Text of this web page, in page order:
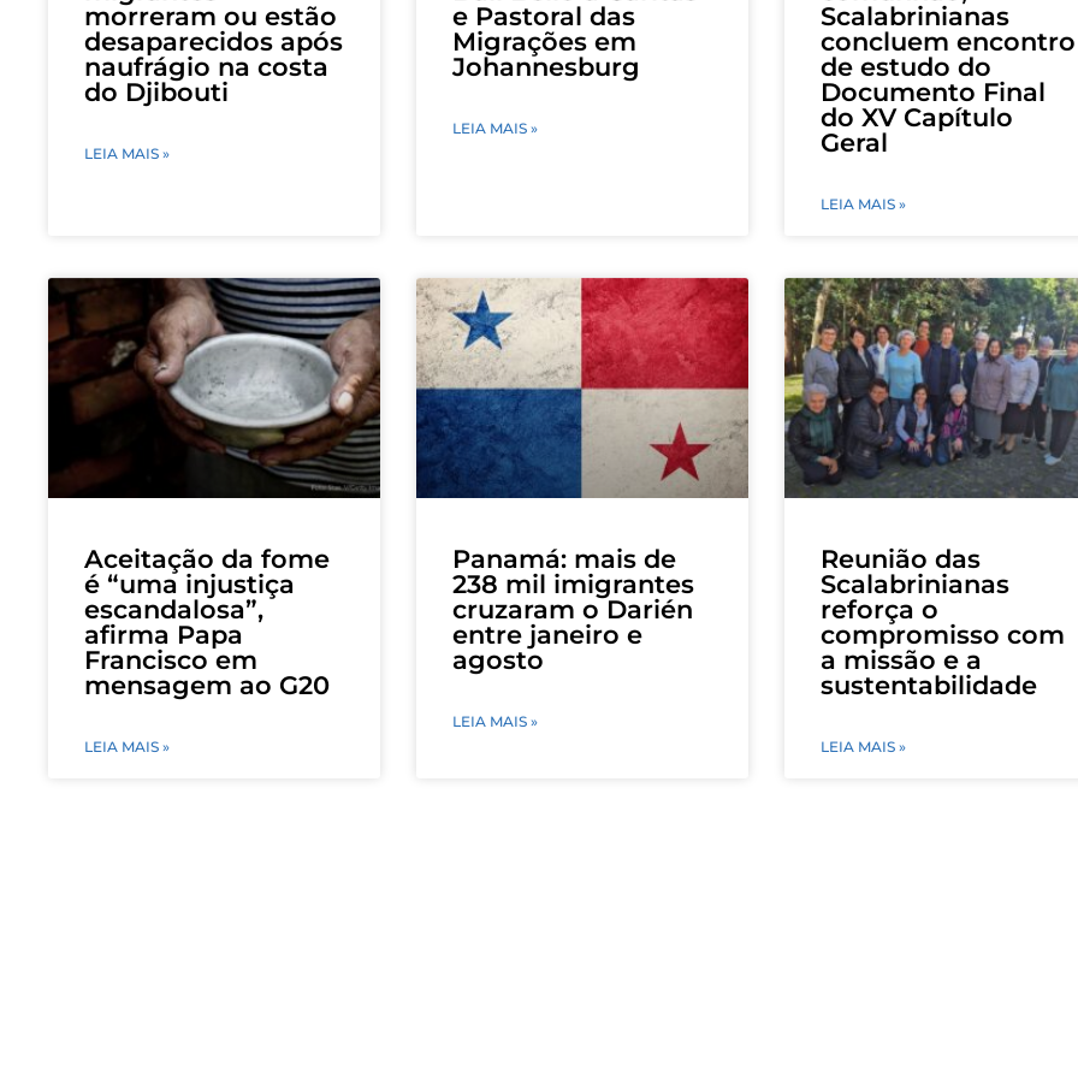
morreram ou estão
desaparecidos após
naufrágio na costa
do Djibouti
LEIA MAIS »
e Pastoral das
Migrações em
Johannesburg
LEIA MAIS »
Scalabrinianas
concluem encontro
de estudo do
Documento Final
do XV Capítulo
Geral
LEIA MAIS »
Aceitação da fome
é “uma injustiça
escandalosa”,
afirma Papa
Francisco em
mensagem ao G20
LEIA MAIS »
Panamá: mais de
238 mil imigrantes
cruzaram o Darién
entre janeiro e
agosto
LEIA MAIS »
Reunião das
Scalabrinianas
reforça o
compromisso com
a missão e a
sustentabilidade
LEIA MAIS »